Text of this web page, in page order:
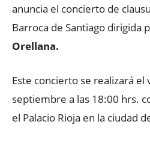
anuncia el concierto de
Barroca de Santiago dirigida
Orellana.
Este concierto se realizará
septiembre a las 18:00 hrs.
el Palacio Rioja en la ciudad